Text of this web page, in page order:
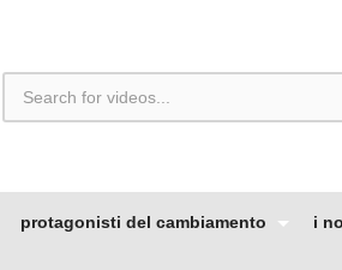
protagonisti del cambiamento i